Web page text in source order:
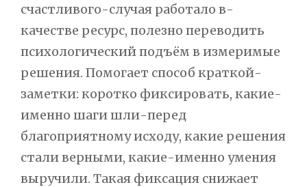
счастливого-случая работало в-
качестве ресурс, полезно переводить
психологический подъём в измеримые
решения. Помогает способ краткой-
заметки: коротко фиксировать, какие-
именно шаги шли-перед
благоприятному исходу, какие решения
стали верными, какие-именно умения
выручили. Такая фиксация снижает